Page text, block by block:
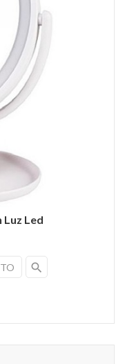
Luz Led
search